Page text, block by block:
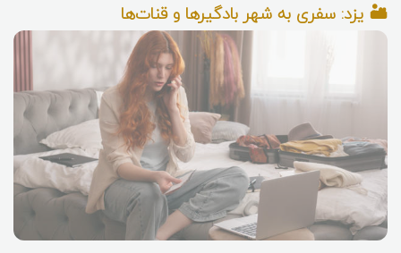
🏜️ یزد: سفری به شهر بادگیرها و قنات‌ها